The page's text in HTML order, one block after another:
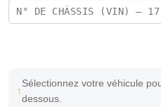
Sélectionnez votre véhicule
dessous.